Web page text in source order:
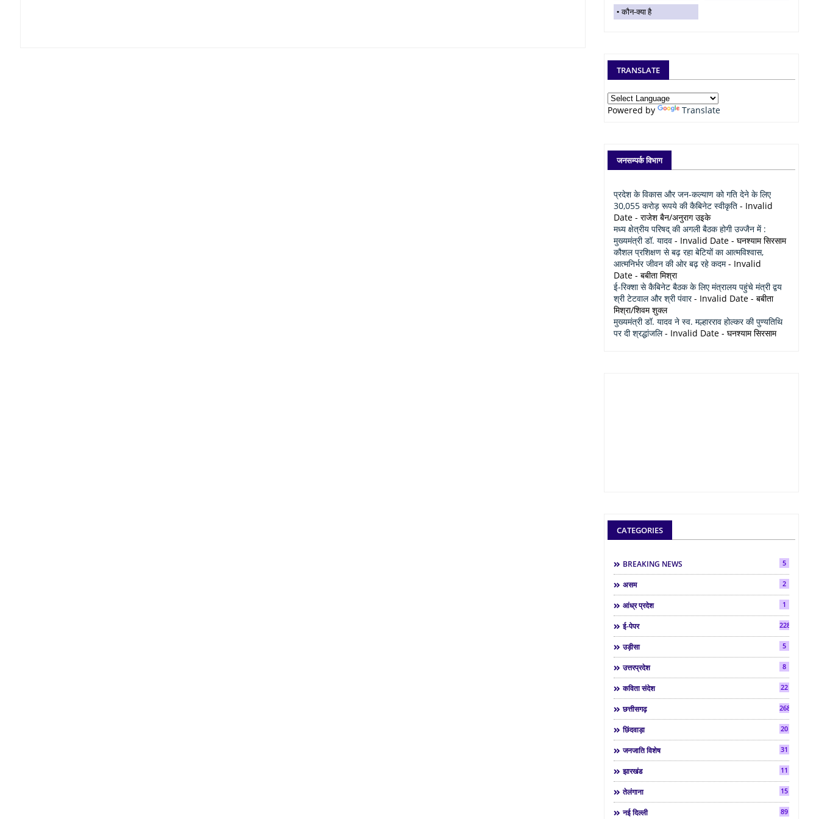
कौन-क्या है
TRANSLATE
Powered by Translate
जनसम्पर्क विभाग
प्रदेश के विकास और जन-कल्याण को गति देने के लिए
30,055 करोड़ रूपये की कैबिनेट स्वीकृति - Invalid
Date - राजेश बैन/अनुराग उइके
मध्य क्षेत्रीय परिषद् की अगली बैठक होगी उज्जैन में :
मुख्यमंत्री डॉ. यादव - Invalid Date - घनश्याम सिरसाम
कौशल प्रशिक्षण से बढ़ रहा बेटियों का आत्मविश्वास,
आत्मनिर्भर जीवन की ओर बढ़ रहे कदम- Invalid
Date - बबीता मिश्रा
ई-रिक्शा से कैबिनेट बैठक के लिए मंत्रालय पहुंचे मंत्री द्वय
श्री टेटवाल और श्री पंवार- Invalid Date - बबीता
मिश्रा/शिवम शुक्ल
मुख्यमंत्री डॉ. यादव ने स्व. मल्हारराव होल्कर की पुण्यतिथि
पर दी श्रद्धांजलि- Invalid Date - घनश्याम सिरसाम
CATEGORIES
BREAKING NEWS 5
असम 2
आंध्र प्रदेश 1
ई-पेपर 2286
उड़ीसा 5
उत्तरप्रदेश 8
कविता संदेश 22
छत्तीसगढ़ 268
छिंदवाड़ा 20
जनजाति विशेष 31
झारखंड 11
तेलंगाना 15
नई दिल्ली 89